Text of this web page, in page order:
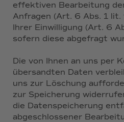
effektiven Bearbeitung
Anfragen (Art. 6 Abs. 1 lit.
Ihrer Einwilligung (Art. 6
sofern diese abgefragt
Die von Ihnen an uns per
übersandten Daten
uns zur Löschung
zur Speicherung
die Datenspeicherung
abgeschlossener